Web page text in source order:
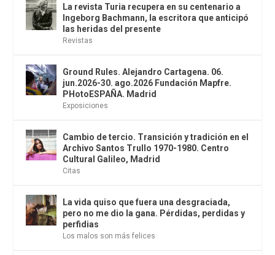
La revista Turia recupera en su centenario a
Ingeborg Bachmann, la escritora que anticipó
las heridas del presente
Revistas
Ground Rules. Alejandro Cartagena. 06.
jun.2026-30. ago.2026 Fundación Mapfre.
PHotoESPAÑA. Madrid
Exposiciones
Cambio de tercio. Transición y tradición en el
Archivo Santos Trullo 1970-1980. Centro
Cultural Galileo, Madrid
Citas
La vida quiso que fuera una desgraciada,
pero no me dio la gana. Pérdidas, perdidas y
perfidias
Los malos son más felices